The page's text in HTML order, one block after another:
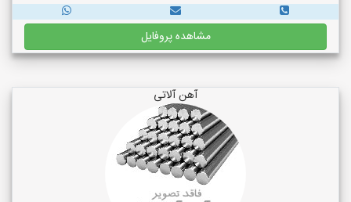
مشاهده پروفایل
آهن آلاتی